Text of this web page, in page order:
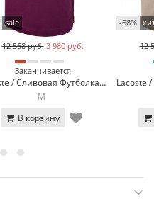
sale
12 568 руб. 3 980 руб.
Заканчивается
Lacoste / Сливовая Футболка поло Lacoste LC2-9
M
В корзину
-68%
12